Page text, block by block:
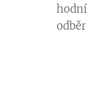
hodní
odběr